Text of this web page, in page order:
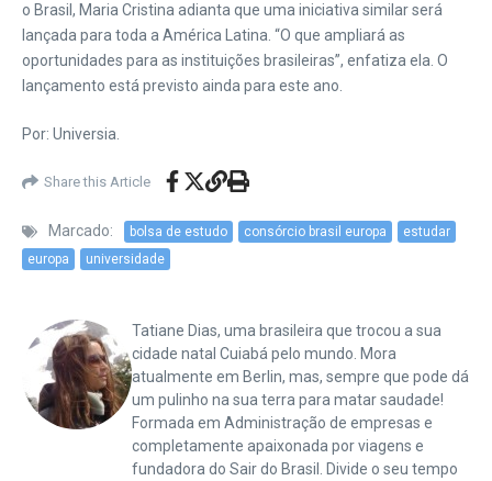
o Brasil, Maria Cristina adianta que uma iniciativa similar será
lançada para toda a América Latina. “O que ampliará as
oportunidades para as instituições brasileiras”, enfatiza ela. O
lançamento está previsto ainda para este ano.
Por: Universia.
Share this Article
Marcado: bolsa de estudo consórcio brasil europa
estudar
europa
universidade
Tatiane Dias, uma brasileira que trocou a sua
cidade natal Cuiabá pelo mundo. Mora
atualmente em Berlin, mas, sempre que pode dá
um pulinho na sua terra para matar saudade!
Formada em Administração de empresas e
completamente apaixonada por viagens e
fundadora do Sair do Brasil. Divide o seu tempo